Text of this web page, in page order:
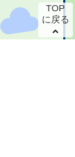
TOP
に戻る